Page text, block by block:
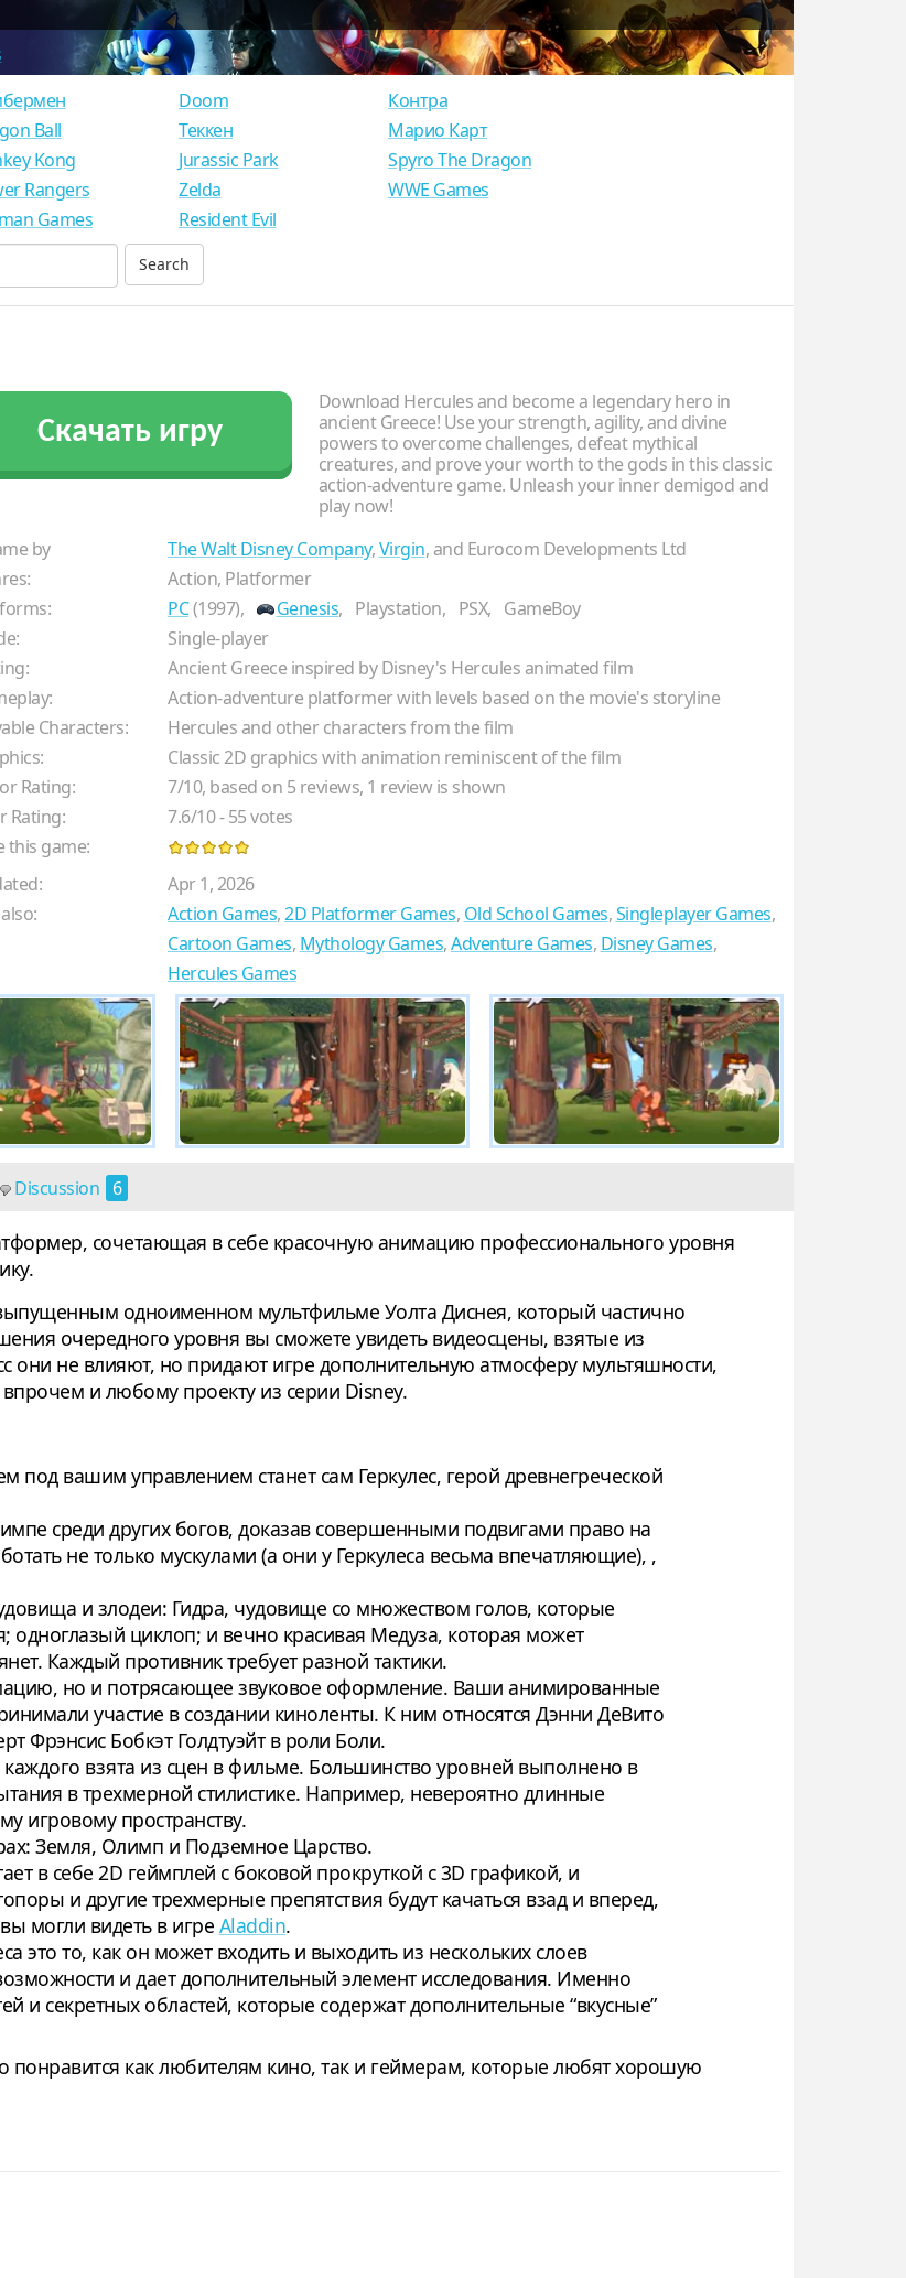
Ball
Kong
Rangers
Games
Doom
Теккен
Jurassic Park
Zelda
Resident Evil
Контра
Марио Карт
Spyro The Dragon
WWE Games
Скачать игру
Download Hercules and become a legendary hero in
ancient Greece! Use your strength, agility, and divine
powers to overcome challenges, defeat mythical
creatures, and prove your worth to the gods in this classic
action-adventure game. Unleash your inner demigod and
play now!
by
The Walt Disney Company,Virgin, and Eurocom Developments Ltd
Action, Platformer
PC(1997), Genesis, Playstation, PSX, GameBoy
Single-player
Ancient Greece inspired by Disney's Hercules animated film
Action-adventure platformer with levels based on the movie's storyline
Characters:
Hercules and other characters from the film
Classic 2D graphics with animation reminiscent of the film
Rating:
7/10, based on 5 reviews, 1 review is shown
Rating:
7.6/10-55votes
this game:
Apr 1, 2026
Action Games,2D Platformer Games, Old School Games,Singleplayer Games,
Cartoon Games, Mythology Games,Adventure Games, Disney Games,
Hercules Games
Discussion 6
сочетающая в себе красочную анимацию профессионального уровня
одноименном мультфильме Уолта Диснея, который частично
очередного уровня вы сможете увидеть видеосцены, взятые из
они не влияют, но придают игре дополнительную атмосферу мультяшности,
и любому проекту из серии Disney.
под вашим управлением станет сам Геркулес, герой древнегреческой
среди других богов, доказав совершенными подвигами право на
не только мускулами (а они у Геркулеса весьма впечатляющие), ,
и злодеи: Гидра, чудовище со множеством голов, которые
одноглазый циклоп; и вечно красивая Медуза, которая может
Каждый противник требует разной тактики.
но и потрясающее звуковое оформление. Ваши анимированные
участие в создании киноленты. К ним относятся Дэнни ДеВито
Фрэнсис Бобкэт Голдтуэйт в роли Боли.
взята из сцен в фильме. Большинство уровней выполнено в
в трехмерной стилистике. Например, невероятно длинные
игровому пространству.
Земля, Олимп и Подземное Царство.
в себе 2D геймплей с боковой прокруткой с 3D графикой, и
и другие трехмерные препятствия будут качаться взад и вперед,
могли видеть в игре Aladdin.
это то, как он может входить и выходить из нескольких слоев
и дает дополнительный элемент исследования. Именно
и секретных областей, которые содержат дополнительные “вкусные”
понравится как любителям кино, так и геймерам, которые любят хорошую